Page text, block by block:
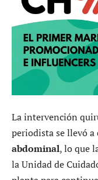
La intervención
periodista se llevó a
abdominal, lo que
la Unidad de